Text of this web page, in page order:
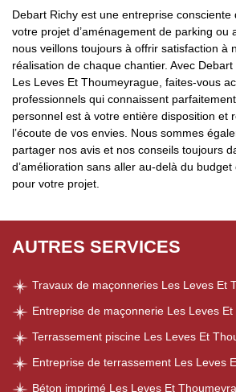
Debart Richy est une entreprise consciente
votre projet d’aménagement de parking ou
nous veillons toujours à offrir satisfaction à
réalisation de chaque chantier. Avec
Les Leves Et Thoumeyrague, faites-vous
professionnels qui connaissent
personnel est à votre entière disposition et
l’écoute de vos envies. Nous sommes
partager nos avis et nos conseils toujours
d’amélioration sans aller au-delà du
pour votre projet.
AUTRES SERVICES
Travaux de maçonneries Les Leves Et
Entreprise de maçonnerie Les Leves
Terrassement piscine Les Leves Et
Entreprise de terrassement Les Leves
Béton imprimé Les Leves Et